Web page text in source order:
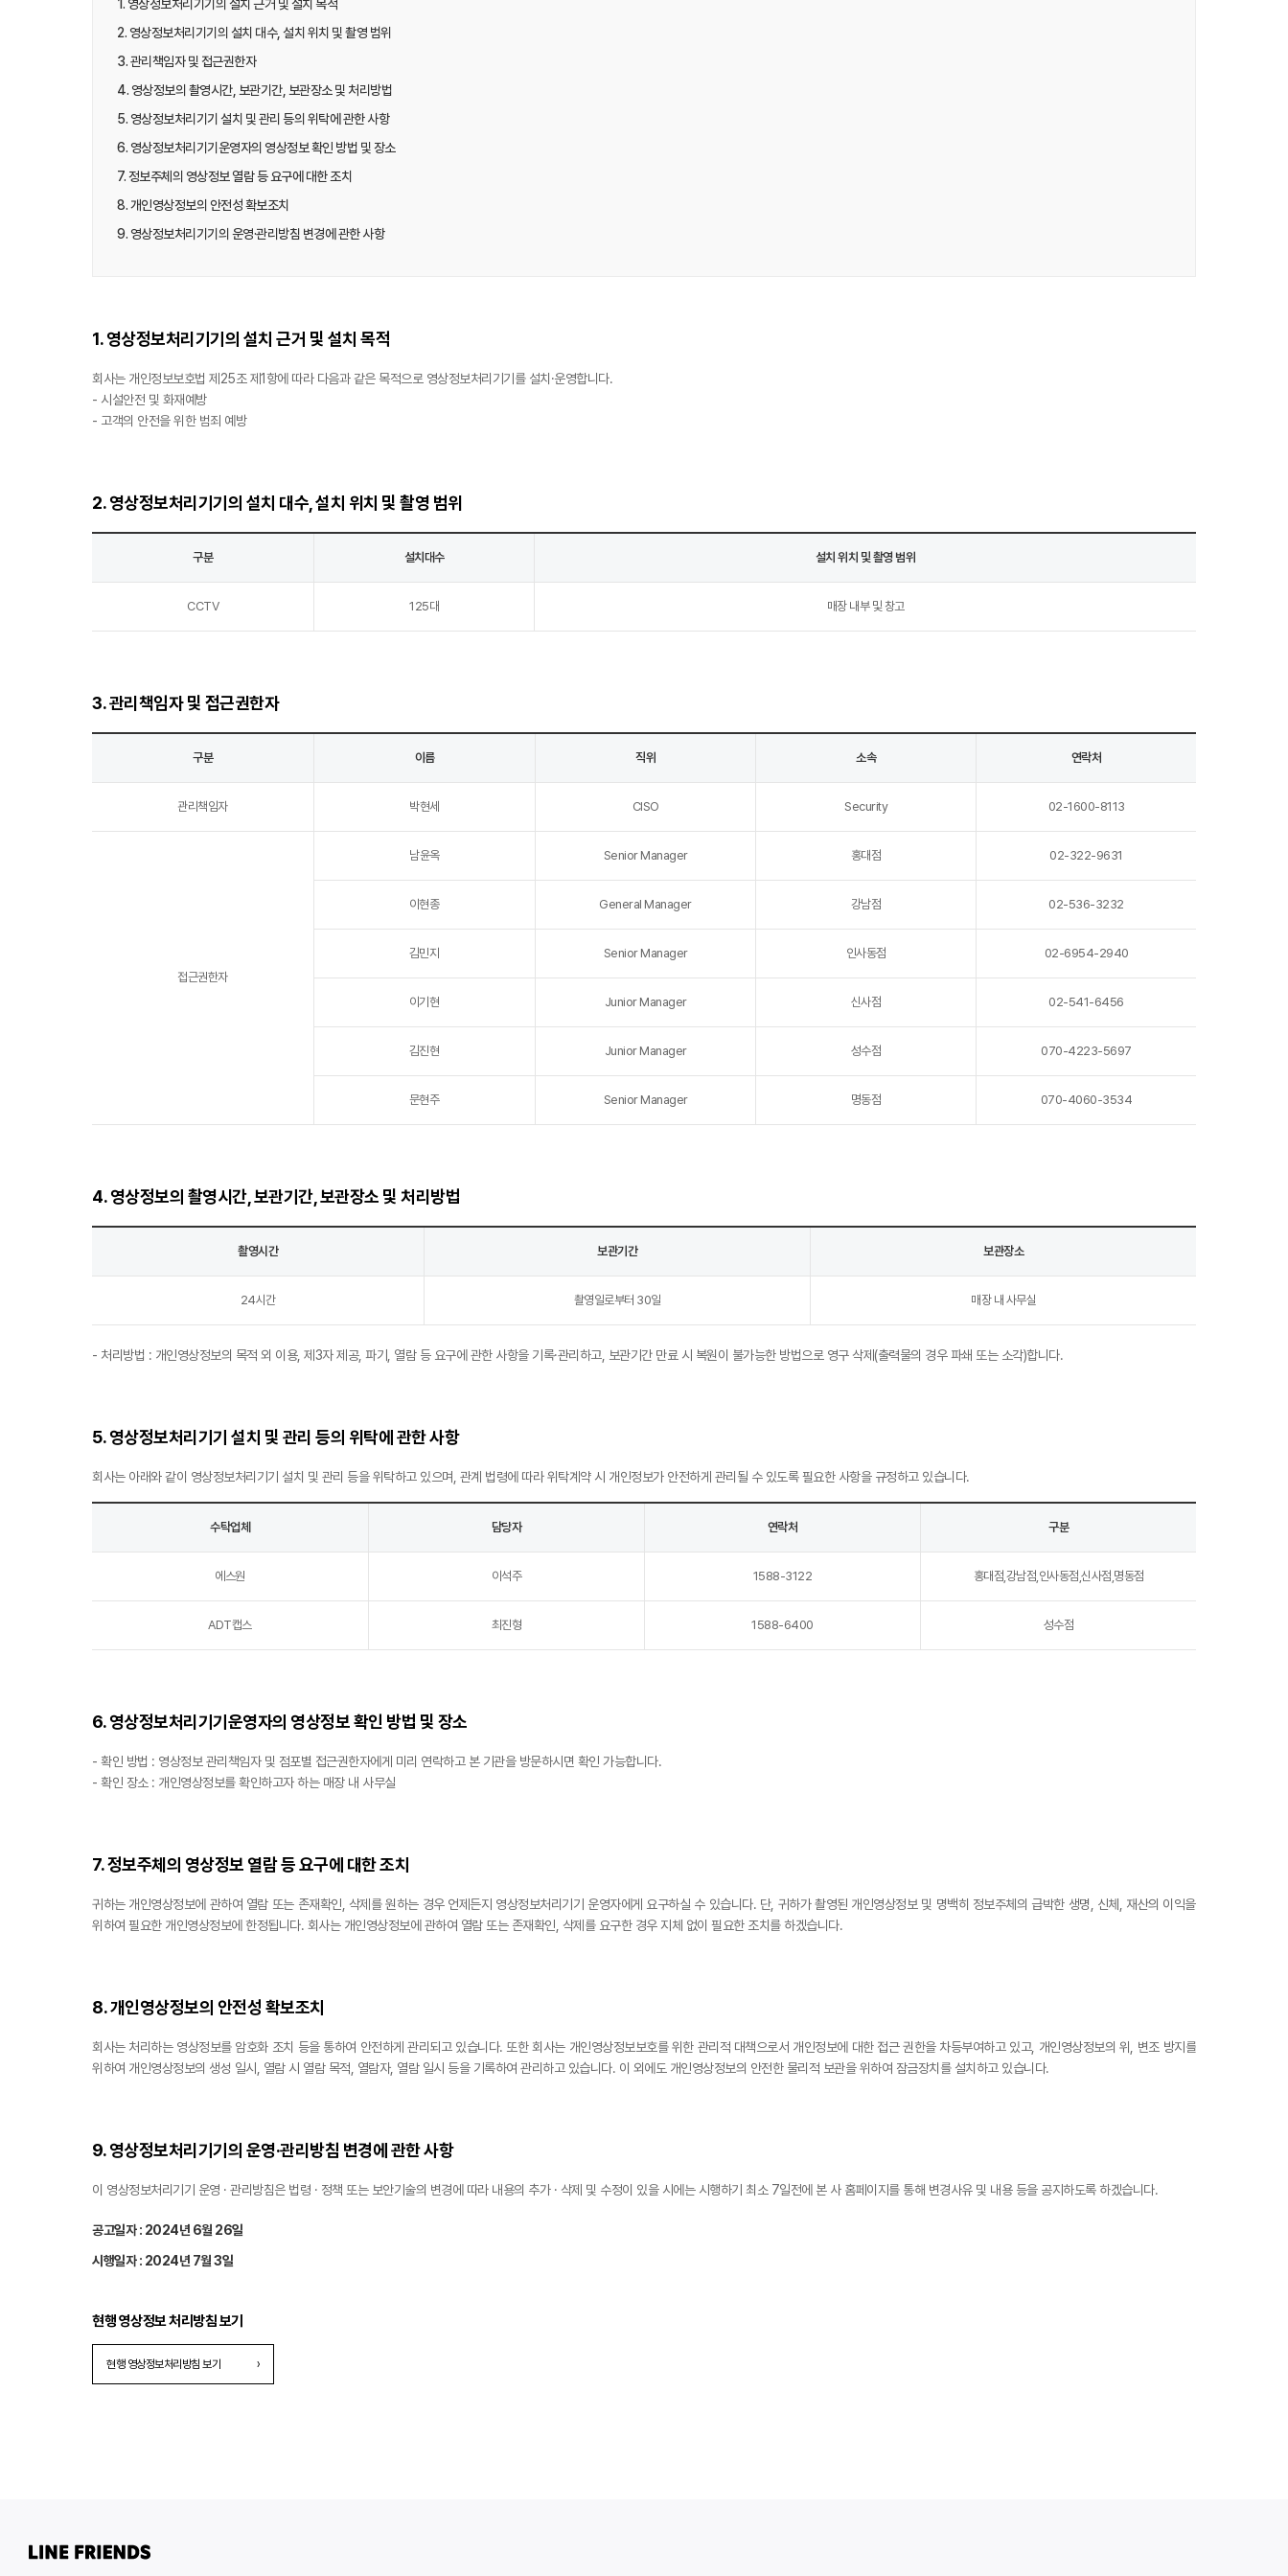
1. 영상정보처리기기의 설치 근거 및 설치 목적
2. 영상정보처리기기의 설치 대수, 설치 위치 및 촬영 범위
3. 관리책임자 및 접근권한자
4. 영상정보의 촬영시간, 보관기간, 보관장소 및 처리방법
5. 영상정보처리기기 설치 및 관리 등의 위탁에 관한 사항
6. 영상정보처리기기운영자의 영상정보 확인 방법 및 장소
7. 정보주체의 영상정보 열람 등 요구에 대한 조치
8. 개인영상정보의 안전성 확보조치
9. 영상정보처리기기의 운영·관리방침 변경에 관한 사항
1. 영상정보처리기기의 설치 근거 및 설치 목적
회사는 개인정보보호법 제25조 제1항에 따라 다음과 같은 목적으로 영상정보처리기기를 설치·운영합니다.
- 시설안전 및 화재예방
- 고객의 안전을 위한 범죄 예방
2. 영상정보처리기기의 설치 대수, 설치 위치 및 촬영 범위
구분 설치대수 설치 위치 및 촬영 범위
CCTV 125대 매장 내부 및 창고
3. 관리책임자 및 접근권한자
구분 이름 직위 소속 연락처
관리책임자 박현세 CISO Security 02-1600-8113
접근권한자
남윤옥 Senior Manager 홍대점 02-322-9631
이현종 General Manager 강남점 02-536-3232
김민지 Senior Manager 인사동점 02-6954-2940
이기현 Junior Manager 신사점 02-541-6456
김진현 Junior Manager 성수점 070-4223-5697
문현주 Senior Manager 명동점 070-4060-3534
4. 영상정보의 촬영시간, 보관기간, 보관장소 및 처리방법
촬영시간 보관기간 보관장소
24시간 촬영일로부터 30일 매장 내 사무실
- 처리방법 : 개인영상정보의 목적 외 이용, 제3자 제공, 파기, 열람 등 요구에 관한 사항을 기록·관리하고, 보관기간 만료 시 복원이 불가능한 방법으로 영구 삭제(출력물의 경우 파쇄 또는 소각)합니다.
5. 영상정보처리기기 설치 및 관리 등의 위탁에 관한 사항
회사는 아래와 같이 영상정보처리기기 설치 및 관리 등을 위탁하고 있으며, 관계 법령에 따라 위탁계약 시 개인정보가 안전하게 관리될 수 있도록 필요한 사항을 규정하고 있습니다.
수탁업체 담당자 연락처 구분
에스원 이석주 1588-3122 홍대점,강남점,인사동점,신사점,명동점
ADT캡스 최진형 1588-6400 성수점
6. 영상정보처리기기운영자의 영상정보 확인 방법 및 장소
- 확인 방법 : 영상정보 관리책임자 및 점포별 접근권한자에게 미리 연락하고 본 기관을 방문하시면 확인 가능합니다.
- 확인 장소 : 개인영상정보를 확인하고자 하는 매장 내 사무실
7. 정보주체의 영상정보 열람 등 요구에 대한 조치
귀하는 개인영상정보에 관하여 열람 또는 존재확인, 삭제를 원하는 경우 언제든지 영상정보처리기기 운영자에게 요구하실 수 있습니다. 단, 귀하가 촬영된 개인영상정보 및 명백히 정보주체의 급박한 생명, 신체, 재산의 이익을
위하여 필요한 개인영상정보에 한정됩니다. 회사는 개인영상정보에 관하여 열람 또는 존재확인, 삭제를 요구한 경우 지체 없이 필요한 조치를 하겠습니다.
8. 개인영상정보의 안전성 확보조치
회사는 처리하는 영상정보를 암호화 조치 등을 통하여 안전하게 관리되고 있습니다. 또한 회사는 개인영상정보보호를 위한 관리적 대책으로서 개인정보에 대한 접근 권한을 차등부여하고 있고, 개인영상정보의 위, 변조 방지를
위하여 개인영상정보의 생성 일시, 열람 시 열람 목적, 열람자, 열람 일시 등을 기록하여 관리하고 있습니다. 이 외에도 개인영상정보의 안전한 물리적 보관을 위하여 잠금장치를 설치하고 있습니다.
9. 영상정보처리기기의 운영·관리방침 변경에 관한 사항
이 영상정보처리기기 운영 · 관리방침은 법령 · 정책 또는 보안기술의 변경에 따라 내용의 추가 · 삭제 및 수정이 있을 시에는 시행하기 최소 7일전에 본 사 홈페이지를 통해 변경사유 및 내용 등을 공지하도록 하겠습니다.
공고일자 : 2024년 6월 26일
시행일자 : 2024년 7월 3일
현행 영상정보 처리방침 보기
현행 영상정보처리방침 보기 ›